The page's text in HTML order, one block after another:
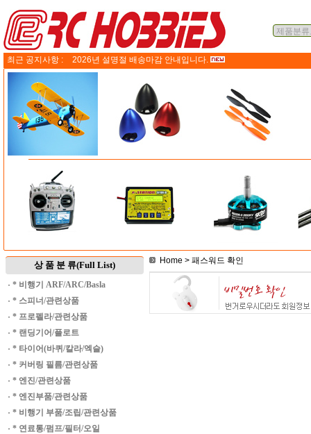
최근 공지사항 : 2026년 설명절 배송마감 안내입니다.
상 품 분 류(Full List)
· * 비행기 ARF/ARC/Basla
· * 스피너/관련상품
· * 프로펠라/관련상품
· * 랜딩기어/플로트
· * 타이어(바퀴/칼라/엑슬)
· * 커버링 필름/관련상품
· * 엔진/관련상품
· * 엔진부품/관련상품
· * 비행기 부품/조립/관련상품
· * 연료통/펌프/필터/오일
Home > 패스워드 확인